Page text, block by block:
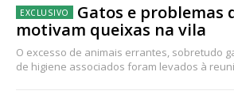
Gatos e problemas
motivam queixas na vila
O excesso de animais errantes, sobretudo
de higiene associados foram levados à